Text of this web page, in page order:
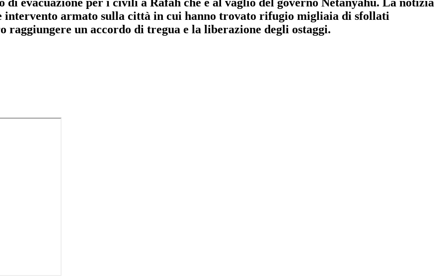
armato sulla città in cui hanno trovato rifugio migliaia di sfollati
raggiungere un accordo di tregua e la liberazione degli ostaggi.